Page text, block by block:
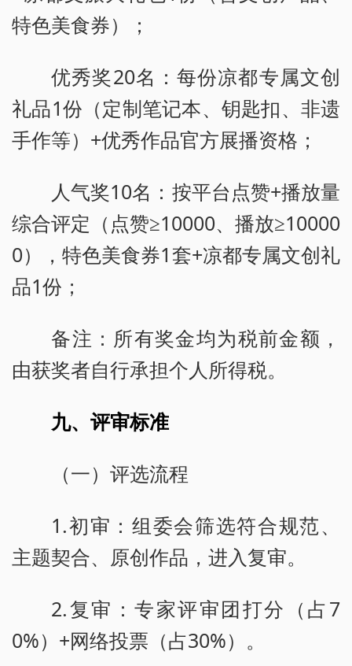
特色美食券）；
优秀奖20名：每份凉都专属文创
礼品1份（定制笔记本、钥匙扣、非遗
手作等）+优秀作品官方展播资格；
人气奖10名：按平台点赞+播放量
综合评定（点赞≥10000、播放≥10000
0），特色美食券1套+凉都专属文创礼
品1份；
备注：所有奖金均为税前金额，
由获奖者自行承担个人所得税。
九、评审标准
（一）评选流程
1.初审：组委会筛选符合规范、
主题契合、原创作品，进入复审。
2.复审：专家评审团打分（占7
0%）+网络投票（占30%）。